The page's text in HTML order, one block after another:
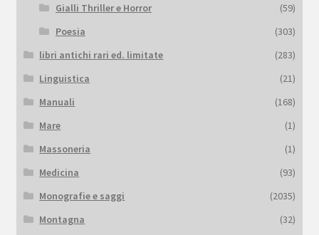
Gialli Thriller e Horror
(59)
Poesia
(303)
libri antichi rari ed. limitate
(283)
Linguistica
(21)
Manuali
(168)
Mare
(1)
Massoneria
(1)
Medicina
(93)
Monografie e saggi
(2035)
Montagna
(32)